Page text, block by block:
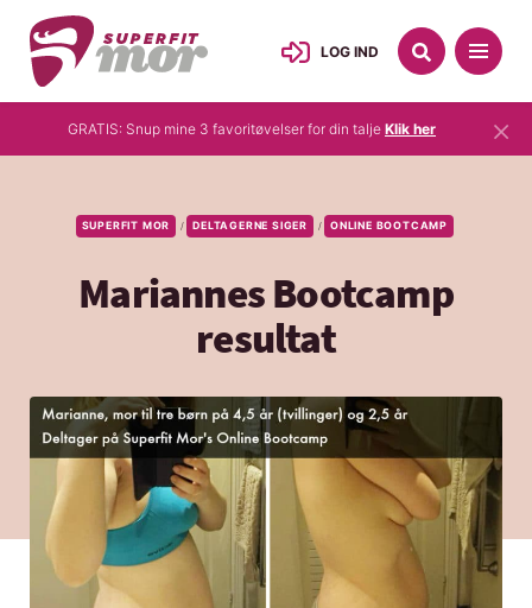
LOG IND
GRATIS: Snup mine 3 favoritøvelser for din talje Klik her ×
SUPERFIT MOR / DELTAGERNE SIGER / ONLINE BOOTCAMP
Mariannes Bootcamp
resultat